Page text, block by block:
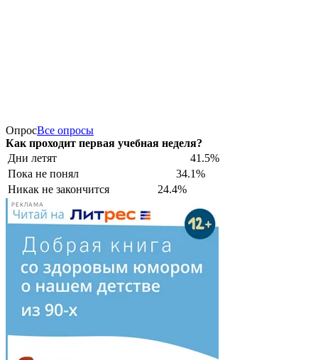
ОпросВсе опросы
Как проходит первая учебная неделя?
Дни летят
41.5%
Пока не понял
34.1%
Никак не закончится
24.4%
РЕКЛАМА